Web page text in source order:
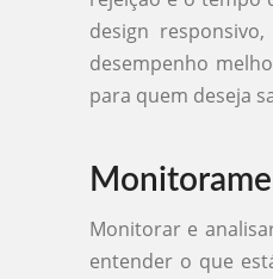
design
desempenho
para quem deseja
Monitorar e
entender o que